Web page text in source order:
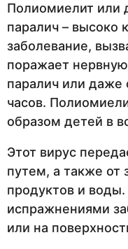
Полиомиелит или
паралич – высоко
заболевание,
поражает
паралич или даже
часов.
образом детей в
Этот вирус
путем, а также от
продуктов и
испражнениями
или на